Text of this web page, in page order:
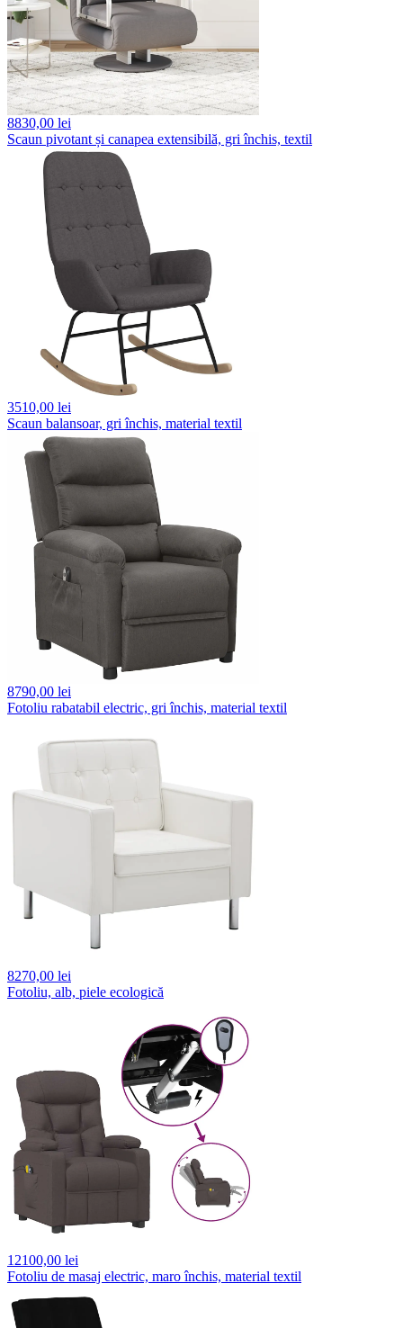
8830,00 lei
Scaun pivotant și canapea extensibilă, gri închis, textil
3510,00 lei
Scaun balansoar, gri închis, material textil
8790,00 lei
Fotoliu rabatabil electric, gri închis, material textil
8270,00 lei
Fotoliu, alb, piele ecologică
12100,00 lei
Fotoliu de masaj electric, maro închis, material textil